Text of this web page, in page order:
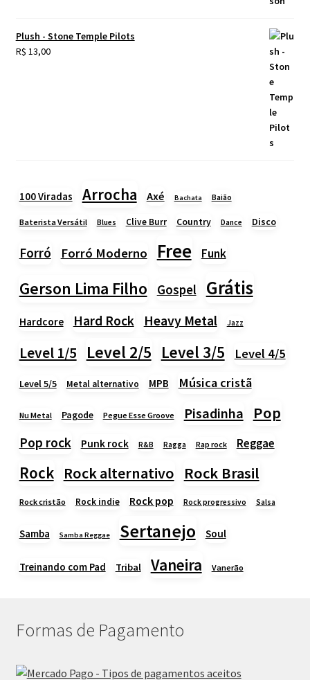
Plush - Stone Temple Pilots
R$ 13,00
100 Viradas Arrocha Axé Bachata Baião
Baterista Versátil Blues Clive Burr Country Dance Disco
Forró Forró Moderno Free Funk
Gerson Lima Filho Gospel Grátis
Hardcore Hard Rock Heavy Metal Jazz
Level 1/5 Level 2/5 Level 3/5 Level 4/5
Level 5/5 Metal alternativo MPB Música cristã
Nu Metal Pagode Pegue Esse Groove Pisadinha Pop
Pop rock Punk rock R&B Ragga Rap rock Reggae
Rock Rock alternativo Rock Brasil
Rock cristão Rock indie Rock pop Rock progressivo Salsa
Samba Samba Reggae Sertanejo Soul
Treinando com Pad Tribal Vaneira Vanerão
Formas de Pagamento